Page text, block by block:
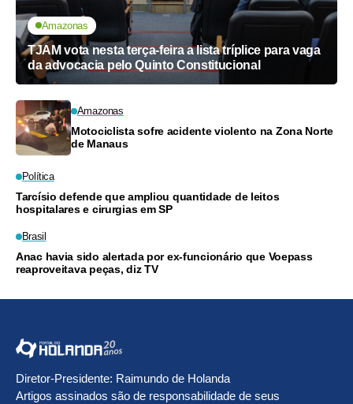
Amazonas
TJAM vota nesta terça-feira a lista tríplice para vaga
da advocacia pelo Quinto Constitucional
Amazonas
Motociclista sofre acidente violento na Zona Norte
de Manaus
Política
Tarcísio defende que ampliou quantidade de leitos
hospitalares e cirurgias em SP
Brasil
Anac havia sido alertada por ex-funcionário que Voepass
reaproveitava peças, diz TV
Diretor-Presidente: Raimundo de Holanda
Artigos assinados são de responsabilidade de seus